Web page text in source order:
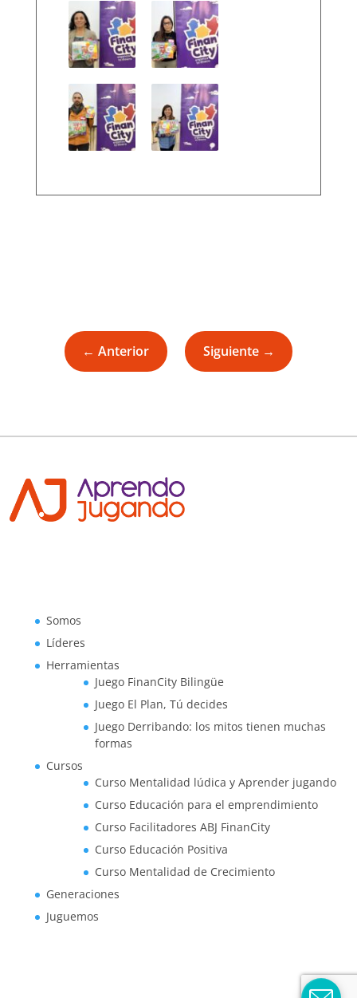
←Anterior Siguiente→
Somos
Líderes
Herramientas
Juego FinanCity Bilingüe
Juego El Plan, Tú decides
Juego Derribando: los mitos tienen muchas
formas
Cursos
Curso Mentalidad lúdica y Aprender jugando
Curso Educación para el emprendimiento
Curso Facilitadores ABJ FinanCity
Curso Educación Positiva
Curso Mentalidad de Crecimiento
Generaciones
Juguemos